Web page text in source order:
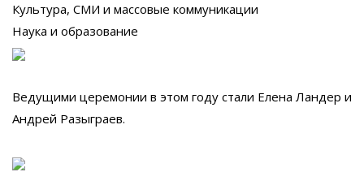
Культура, СМИ и массовые коммуникации
Наука и образование
Ведущими церемонии в этом году стали Елена Ландер и
Андрей Разыграев.